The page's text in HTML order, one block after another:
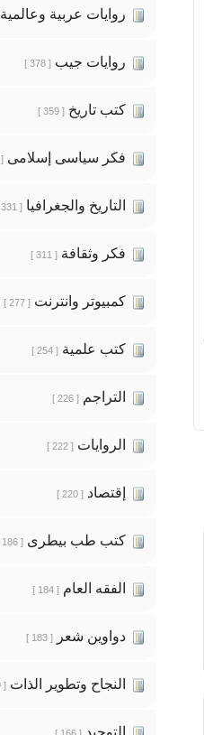
روايات عربية وعالمية
روايات جيب [ 378 ]
كتب تاريخ [ 359 ]
فكر سياسى إسلامى [ 356 ]
التاريخ والجغرافيا [ 331 ]
فكر وثقافة [ 311 ]
كمبيوتر وانترنت [ 277 ]
كتب علمية [ 254 ]
التراجم [ 226 ]
الروايات [ 222 ]
إقتصاد [ 220 ]
كتب طب بيطرى [ 186 ]
الفقه العام [ 184 ]
دواوين شعر [ 183 ]
النجاح وتطوير الذات [ 169 ]
التوحيد